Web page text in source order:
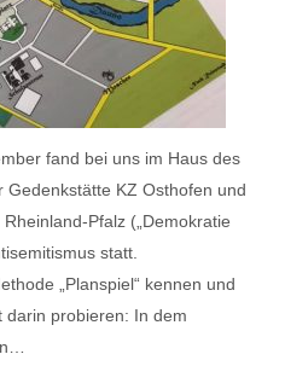
fand bei uns im Haus des
KZ Osthofen und
Pfalz („Demokratie
statt.
„Planspiel“ kennen und
probieren: In dem